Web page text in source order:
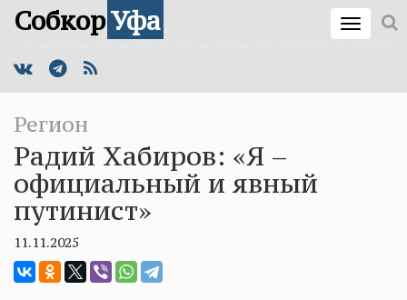
СобкорУфа
Регион
Радий Хабиров: «Я –
официальный и явный
путинист»
11.11.2025